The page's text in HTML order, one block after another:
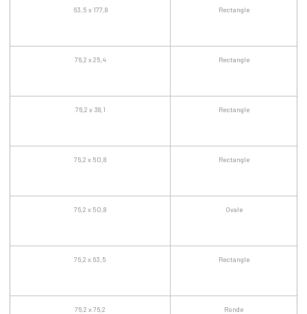
63,5 x 177,8 Rectangle
76,2 x 25,4 Rectangle
76,2 x 38,1 Rectangle
76,2 x 50,8 Rectangle
76,2 x 50,8 Ovale
76,2 x 63,5 Rectangle
76,2 x 76,2 Ronde